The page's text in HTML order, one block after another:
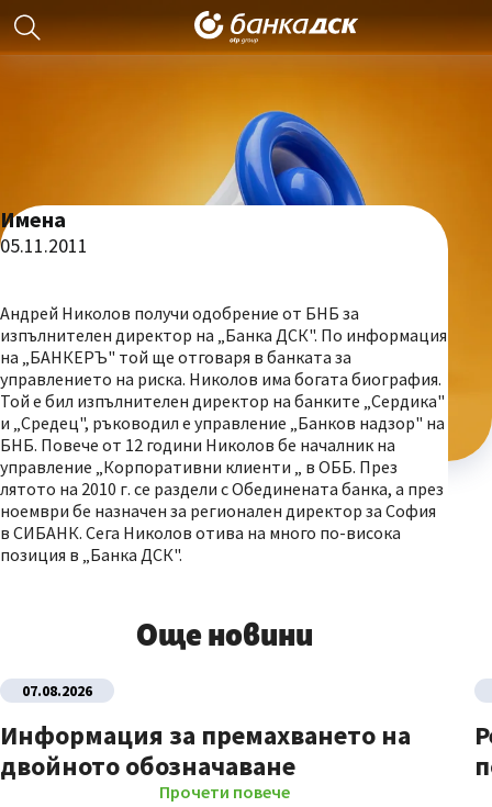
Имена
05.11.2011
Андрей Николов получи одобрение от БНБ за
изпълнителен директор на „Банка ДСК". По информация
на „БАНКЕРЪ" той ще отговаря в банката за
управлението на риска. Николов има богата биография.
Той е бил изпълнителен директор на банките „Сердика"
и „Средец", ръководил е управление „Банков надзор" на
БНБ. Повече от 12 години Николов бе началник на
управление „Корпоративни клиенти „ в ОББ. През
лятото на 2010 г. се раздели с Обединената банка, а през
ноември бе назначен за регионален директор за София
в СИБАНК. Сега Николов отива на много по-висока
позиция в „Банка ДСК".
Още новини
07.08.2026
Информация за премахването на
двойното обозначаване
Прочети повече